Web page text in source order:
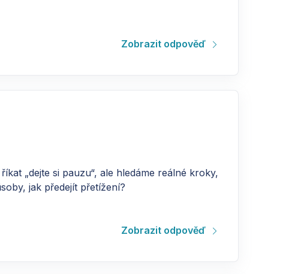
Zobrazit odpověď
„dejte si pauzu“, ale hledáme reálné kroky,
jak předejít přetížení?
Zobrazit odpověď